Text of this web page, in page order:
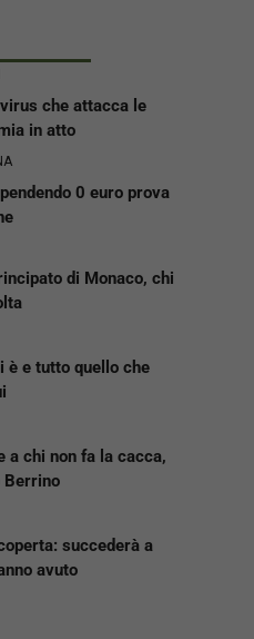
che attacca le
in atto
0 euro prova
di Monaco, chi
è e tutto quello che
a chi non fa la cacca,
Berrino
succederà a
avuto